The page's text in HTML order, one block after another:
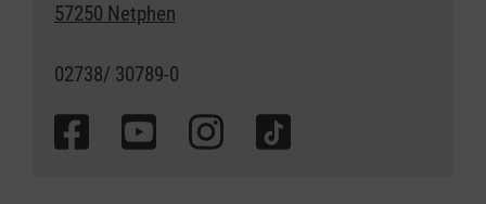
57250 Netphen
02738/ 30789-0